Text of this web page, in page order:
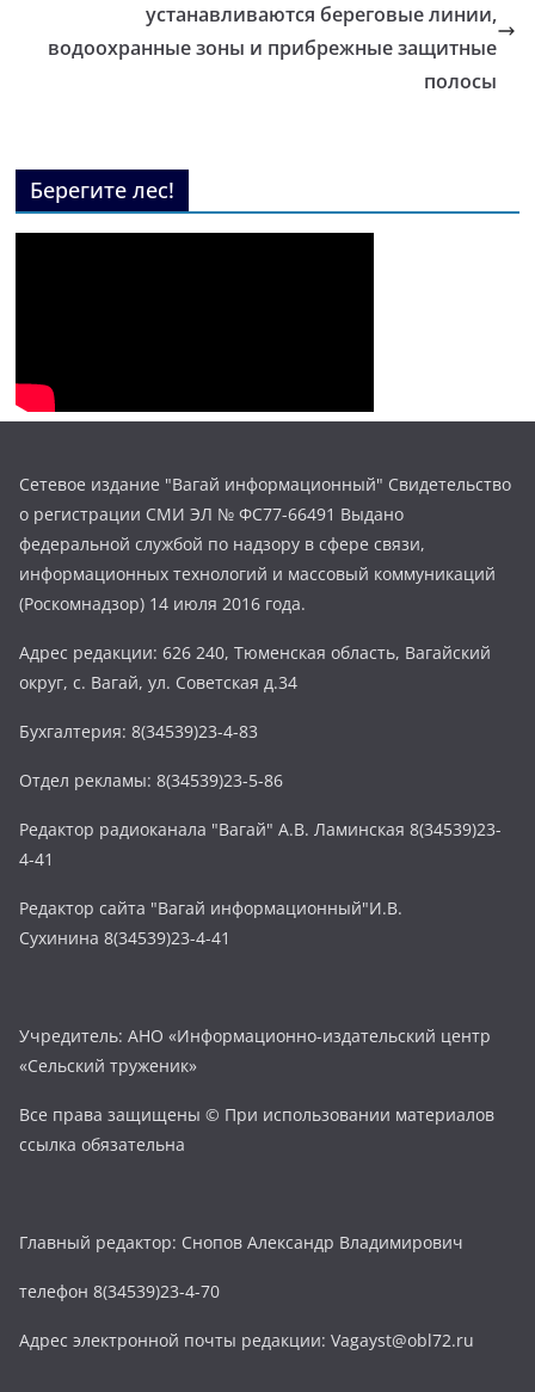
устанавливаются береговые линии,
водоохранные зоны и прибрежные защитные
полосы
Берегите лес!
Сетевое издание "Вагай информационный" Свидетельство
о регистрации СМИ ЭЛ № ФС77-66491 Выдано
федеральной службой по надзору в сфере связи,
информационных технологий и массовый коммуникаций
(Роскомнадзор) 14 июля 2016 года.
Адрес редакции: 626 240, Тюменская область, Вагайский
округ, с. Вагай, ул. Советская д.34
Бухгалтерия: 8(34539)23-4-83
Отдел рекламы: 8(34539)23-5-86
Редактор радиоканала "Вагай" А.В. Ламинская 8(34539)23-
4-41
Редактор сайта "Вагай информационный"И.В.
Сухинина 8(34539)23-4-41
Учредитель: АНО «Информационно-издательский центр
«Сельский труженик»
Все права защищены © При использовании материалов
ссылка обязательна
Главный редактор: Снопов Александр Владимирович
телефон 8(34539)23-4-70
Адрес электронной почты редакции: Vagayst@obl72.ru